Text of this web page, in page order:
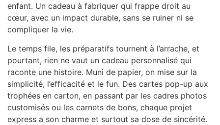
enfant. Un cadeau à fabriquer qui frappe droit au
cœur, avec un impact durable, sans se ruiner ni se
compliquer la vie.
Le temps file, les préparatifs tournent à l’arrache, et
pourtant, rien ne vaut un cadeau personnalisé qui
raconte une histoire. Muni de papier, on mise sur la
simplicité, l’efficacité et le fun. Des cartes pop-up aux
trophées en carton, en passant par les cadres photos
customisés ou les carnets de bons, chaque projet
express a son charme et surtout sa dose de sincérité.